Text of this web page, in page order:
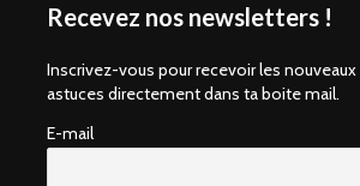
Recevez nos newsletters !
Inscrivez-vous pour recevoir les
astuces directement dans ta boite mail.
E-mail